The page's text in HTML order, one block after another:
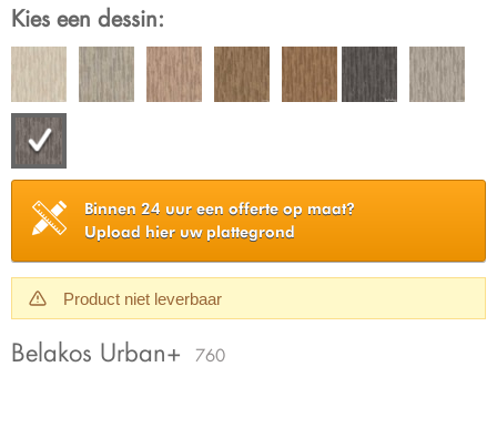
Kies een dessin:
Binnen 24 uur een offerte op maat?
Upload hier uw plattegrond
Product niet leverbaar
Belakos Urban+ 760